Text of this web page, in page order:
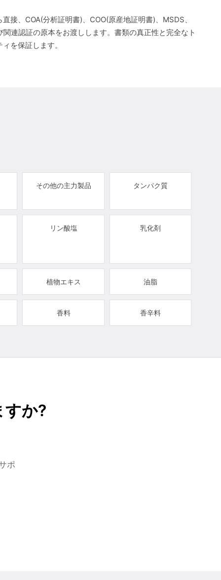
接、COA(分析証明書)、COO(原産地証明書)、MSDS、
関連認証の原本をお渡しします。書類の真正性と完全なト
を保証します。
その他の主力製品 タンパク質
リン酸塩 乳化剤
植物エキス 油脂
香料 香辛料
すか?
ポ